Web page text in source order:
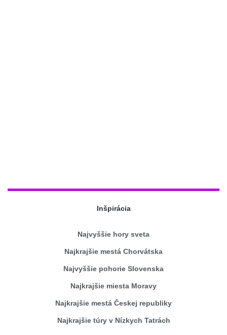
Inšpirácia
Najvyššie hory sveta
Najkrajšie mestá Chorvátska
Najvyššie pohorie Slovenska
Najkrajšie miesta Moravy
Najkrajšie mestá Českej republiky
Najkrajšie túry v Nízkych Tatrách